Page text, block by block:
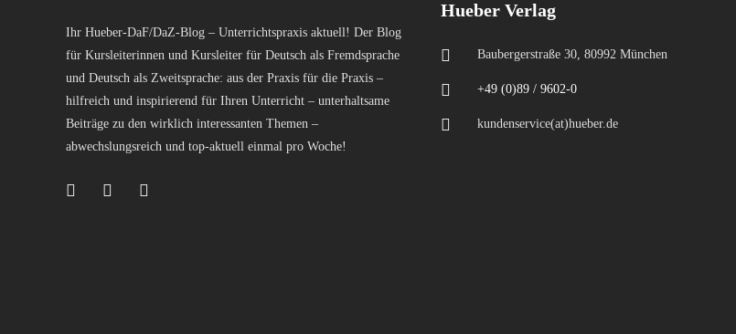
Ihr Hueber-DaF/DaZ-Blog – Unterrichtspraxis aktuell! Der Blog
für Kursleiterinnen und Kursleiter für Deutsch als Fremdsprache
und Deutsch als Zweitsprache: aus der Praxis für die Praxis –
hilfreich und inspirierend für Ihren Unterricht – unterhaltsame
Beiträge zu den wirklich interessanten Themen –
abwechslungsreich und top-aktuell einmal pro Woche!
Hueber Verlag
Baubergerstraße 30, 80992 München
+49 (0)89 / 9602-0
kundenservice(at)hueber.de